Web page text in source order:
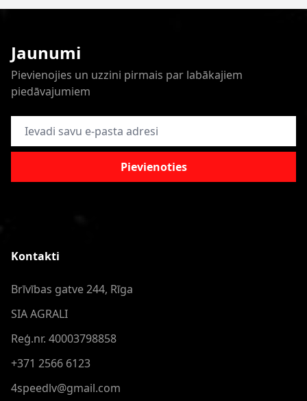
Jaunumi
Pievienojies un uzzini pirmais par labākajiem
piedāvajumiem
E-pasta adrese
Pievienoties
Kontakti
Brīvības gatve 244, Rīga
SIA AGRALI
Reģ.nr. 40003798858
+371 2566 6123
4speedlv@gmail.com